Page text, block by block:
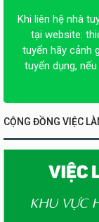
Khi liên hệ nhà
tại website:
tuyển hãy cảnh
tuyển dụng,
CỘNG ĐỒNG VIỆC